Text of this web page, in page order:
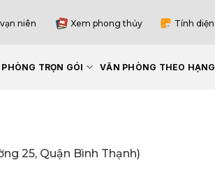
niên Xem phong thủy Tính
TRỌN GÓI VĂN PHÒNG THEO HẠNG
25, Quận Bình Thạnh)